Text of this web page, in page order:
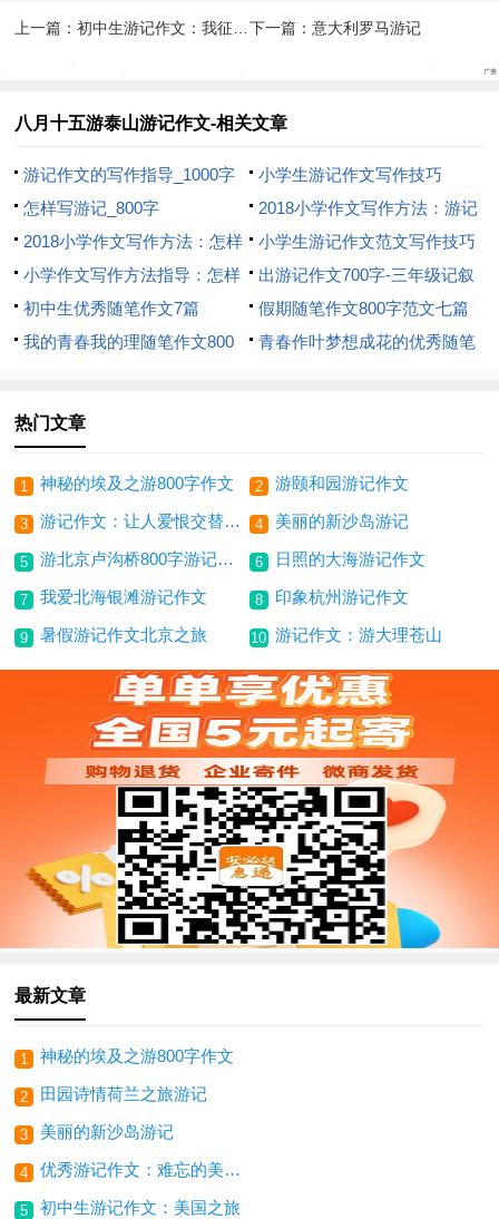
上一篇：初中生游记作文：我征服了泰山 下一篇： 意大利罗马游记
八月十五游泰山游记作文-相关文章
游记作文的写作指导_1000字
小学生游记作文写作技巧
怎样写游记_800字
2018小学作文写作方法：游记
作文九忌
2018小学作文写作方法：怎样
写游记作文
小学生游记作文范文写作技巧
_1200字
小学作文写作方法指导：怎样
写游记_800字
出游记作文700字-三年级记叙
文作文-呼我吧
初中生优秀随笔作文7篇
假期随笔作文800字范文七篇
我的青春我的理随笔作文800
青春作叶梦想成花的优秀随笔
热门文章
1 神秘的埃及之游800字作文 2 游颐和园游记作文
3 游记作文：让人爱恨交替的老北京 4 美丽的新沙岛游记
5 游北京卢沟桥800字游记作文 6 日照的大海游记作文
7 我爱北海银滩游记作文 8 印象杭州游记作文
9 暑假游记作文北京之旅 10 游记作文：游大理苍山
最新文章
1 神秘的埃及之游800字作文
2 田园诗情荷兰之旅游记
3 美丽的新沙岛游记
4 优秀游记作文：难忘的美国之旅
5 初中生游记作文：美国之旅